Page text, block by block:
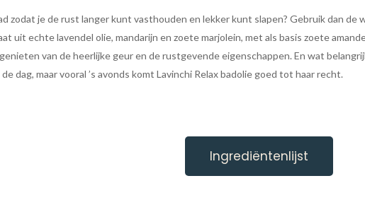
zodat je de rust langer kunt vasthouden en lekker kunt slapen? Gebruik dan de
uit echte lavendel olie, mandarijn en zoete marjolein, met als basis zoete
van de heerlijke geur en de rustgevende eigenschappen. En wat
dag, maar vooral ’s avonds komt Lavinchi Relax badolie goed tot haar recht.
Ingrediëntenlijst